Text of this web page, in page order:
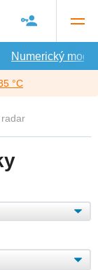
Numerický model
°C